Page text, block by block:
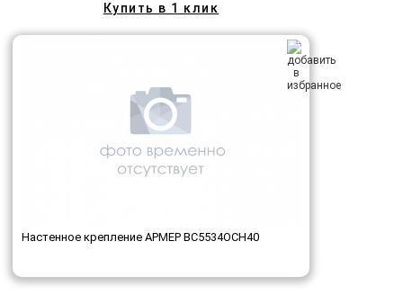
Купить в 1 клик
Настенное крепление АРМЕР ВС5534ОСН40